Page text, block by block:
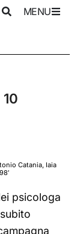
MENU
Catania, Iaia
psicologa